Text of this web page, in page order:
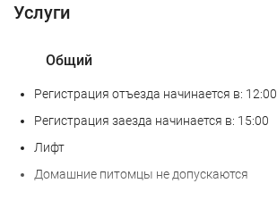
Услуги
Общий
Регистрация отъезда начинается в: 12:00
Регистрация заезда начинается в: 15:00
Лифт
Домашние питомцы не допускаются